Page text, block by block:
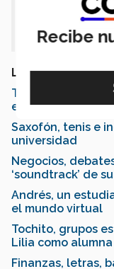
descubrir
LEE también:
Tec de Monterrey
estudiantil;
Saxofón, tenis e
universidad
Negocios,
‘soundtrack’ de
Andrés, un
el mundo virtual
Tochito, grupos
Lilia como alumna
Finanzas, letras,
Recibe